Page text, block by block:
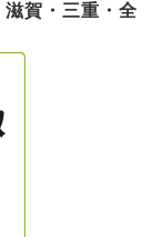
賀・三重・全